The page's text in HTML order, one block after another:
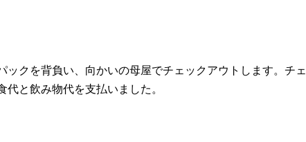
ックを背負い、向かいの母屋でチェックアウトします。チェ
と飲み物代を支払いました。